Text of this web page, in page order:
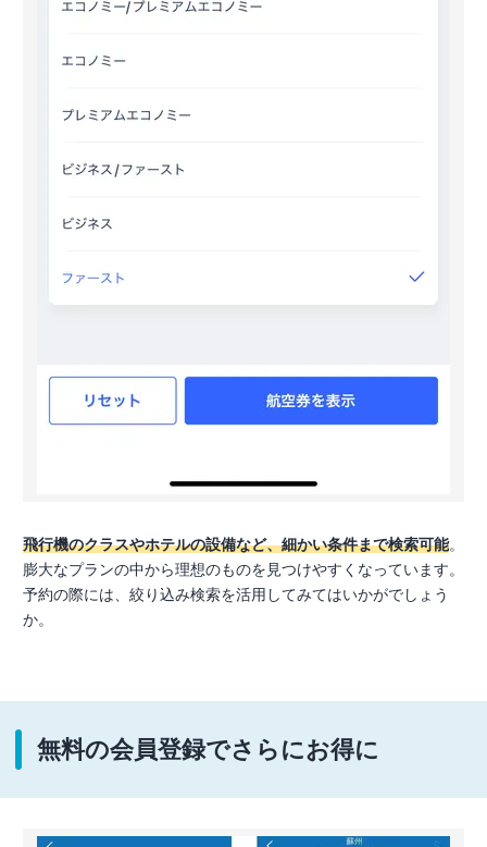
飛行機のクラスやホテルの設備など、細かい条件まで検索可能。
膨大なプランの中から理想のものを見つけやすくなっています。
予約の際には、絞り込み検索を活用してみてはいかがでしょう
か。
無料の会員登録でさらにお得に